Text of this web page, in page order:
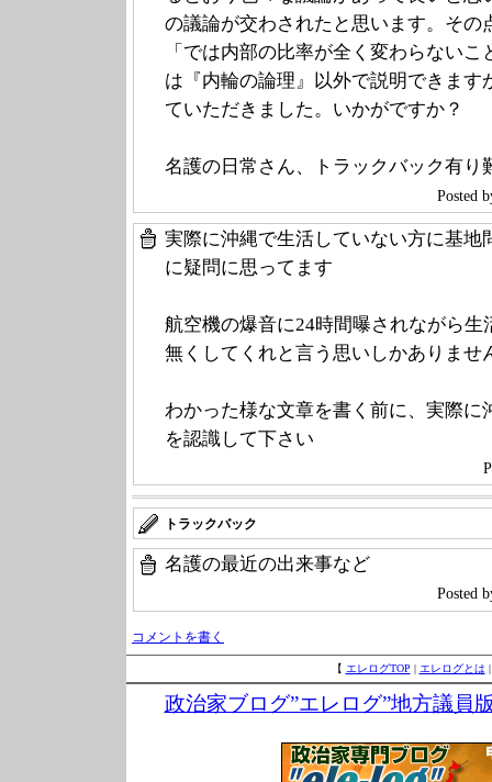
の議論が交わされたと思います。その
「では内部の比率が全く変わらない
は『内輪の論理』以外で説明できます
ていただきました。いかがですか？
名護の日常さん、トラックバック有り
Posted
実際に沖縄で生活していない方に基地
に疑問に思ってます
航空機の爆音に24時間曝されながら
無くしてくれと言う思いしかありませ
わかった様な文章を書く前に、実際に
を認識して下さい
トラックバック
名護の最近の出来事など
Posted
コメントを書く
【 エレログTOP | エレログとは
政治家ブログ”エレログ”地方議員